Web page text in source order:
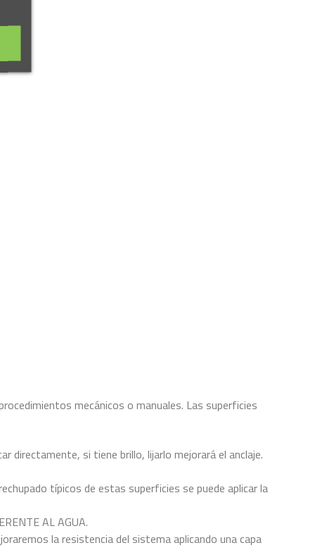
mecánicos o manuales. Las superficies
directamente, si tiene brillo, lijarlo mejorará el anclaje.
típicos de estas superficies se puede aplicar la
AL AGUA.
la resistencia del sistema aplicando una capa